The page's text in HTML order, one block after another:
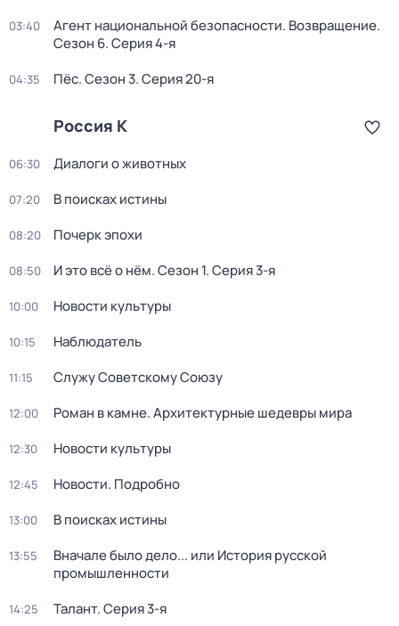
03:40 Агент национальной безопасности. Возвращение.
Сезон 6. Серия 4-я
04:35 Пёс. Сезон 3. Серия 20-я
Россия К
06:30 Диалоги о животных
07:20 В поисках истины
08:20 Почерк эпохи
08:50 И это всё о нём. Сезон 1. Серия 3-я
10:00 Новости культуры
10:15 Наблюдатель
11:15 Служу Советскому Союзу
12:00 Роман в камне. Архитектурные шедевры мира
12:30 Новости культуры
12:45 Новости. Подробно
13:00 В поисках истины
13:55
Вначале было дело... или История русской
промышленности
14:25 Талант. Серия 3-я